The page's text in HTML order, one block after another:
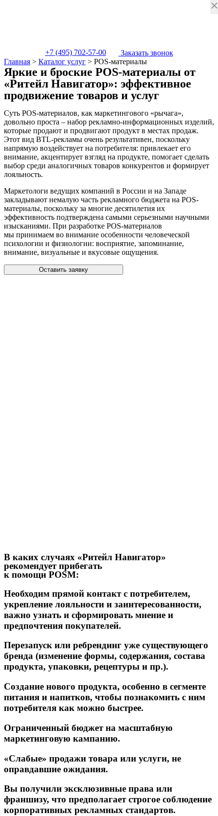
+7 (495) 702-57-00
Заказать звонок
Главная > Каталог услуг > POS-материалы
Яркие и броские POS-материалы от
«Ритейл Навигатор»: эффективное
продвижение товаров и услуг
Суть POS-материалов, как маркетингового «рычага»,
довольно проста – набор рекламно-информационных изделий,
которые продают и продвигают продукт в местах продаж.
Этот вид BTL-рекламы очень результативен, поскольку
напрямую воздействует на потребителя: привлекает его
внимание, акцентирует взгляд на продукте, помогает сделать
выбор среди аналогичных товаров конкурентов и формирует
лояльность.
Маркетологи ведущих компаний в России и на Западе
закладывают немалую часть рекламного бюджета на POS-
материалы, поскольку за многие десятилетия их
эффективность подтверждена самыми серьезными научными
изысканиями. При разработке POS-материалов
мы принимаем во внимание особенности человеческой
психологии и физиологии: восприятие, запоминание,
внимание, визуальные и вкусовые ощущения.
Оставить заявку
В каких случаях «Ритейл Навигатор»
рекомендует прибегать
к помощи POSM:
Необходим прямой контакт с потребителем,
укрепление лояльности и заинтересованности,
важно узнать и сформировать мнение и
предпочтения покупателей.
Перезапуск или ребрендинг уже существующего
бренда (изменение формы, содержания, состава
продукта, упаковки, рецептуры и пр.).
Создание нового продукта, особенно в сегменте
питания и напитков, чтобы познакомить с ним
потребителя как можно быстрее.
Ограниченный бюджет на масштабную
маркетинговую кампанию.
«Слабые» продажи товара или услуги, не
оправдавшие ожидания.
Вы получили эксклюзивные права или
франшизу, что предполагает строгое соблюдение
корпоративных рекламных стандартов.
×
×
×